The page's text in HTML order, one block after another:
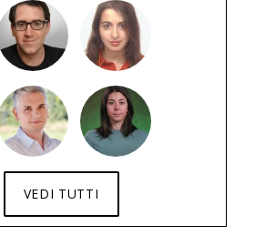
VEDI TUTTI